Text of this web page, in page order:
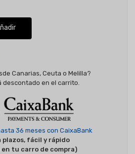
Canarias, Ceuta o Melilla?
descontado en el carrito.
36 meses con CaixaBank
plazos, fácil y rápido
tu carro de compra)